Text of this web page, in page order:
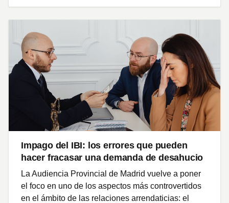
Impago del IBI: los errores que pueden
hacer fracasar una demanda de desahucio
La Audiencia Provincial de Madrid vuelve a poner
el foco en uno de los aspectos más controvertidos
en el ámbito de las relaciones arrendaticias: el